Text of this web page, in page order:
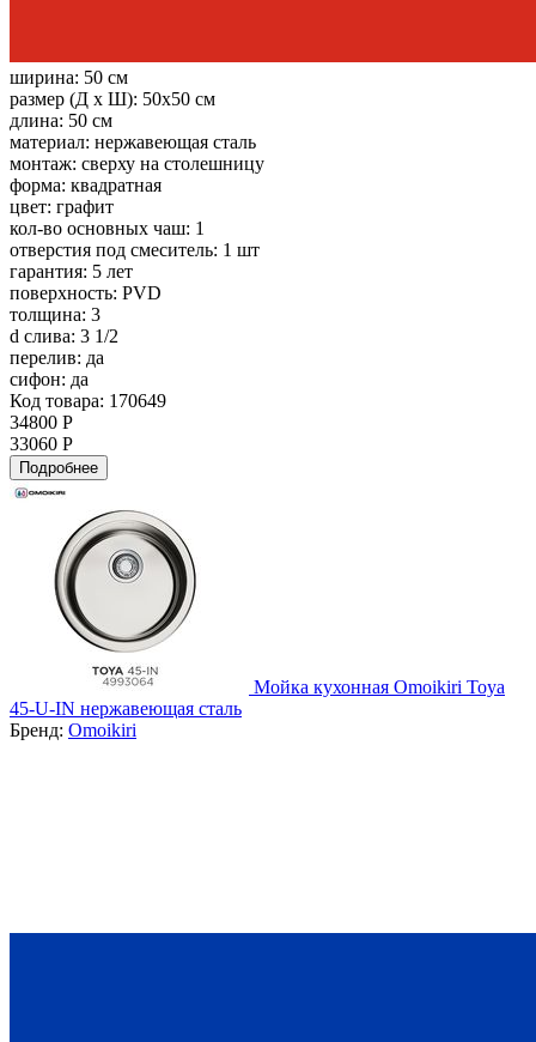
ширина: 50 см
размер (Д х Ш): 50x50 см
длина: 50 см
материал: нержавеющая сталь
монтаж: сверху на столешницу
форма: квадратная
цвет: графит
кол-во основных чаш: 1
отверстия под смеситель: 1 шт
гарантия: 5 лет
поверхность: PVD
толщина: 3
d слива: 3 1/2
перелив: да
сифон: да
Код товара: 170649
34800 Р
33060 Р
Подробнее
Мойка кухонная Omoikiri Toya
45-U-IN нержавеющая сталь
Бренд: Omoikiri